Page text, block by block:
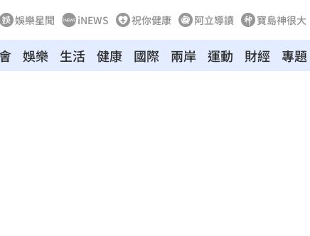
娛樂星聞 iNEWS 祝你健康 阿立導讀 寶島神很大
娛樂 生活 健康 國際 兩岸 運動 財經 專題